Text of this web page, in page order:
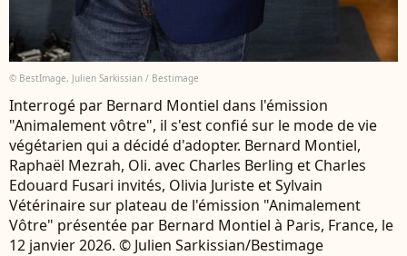
© BestImage, Julien Sarkissian / Bestimage
Interrogé par Bernard Montiel dans l'émission
"Animalement vôtre", il s'est confié sur le mode de vie
végétarien qui a décidé d'adopter. Bernard Montiel,
Raphaël Mezrah, Oli. avec Charles Berling et Charles
Edouard Fusari invités, Olivia Juriste et Sylvain
Vétérinaire sur plateau de l'émission "Animalement
Vôtre" présentée par Bernard Montiel à Paris, France, le
12 janvier 2026. © Julien Sarkissian/Bestimage